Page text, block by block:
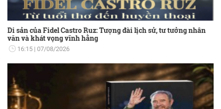
Di sản của Fidel Castro Ruz: Tượng đài lịch sử, tư tưởng nhân
văn và khát vọng vĩnh hằng
16:15 07/08/2026